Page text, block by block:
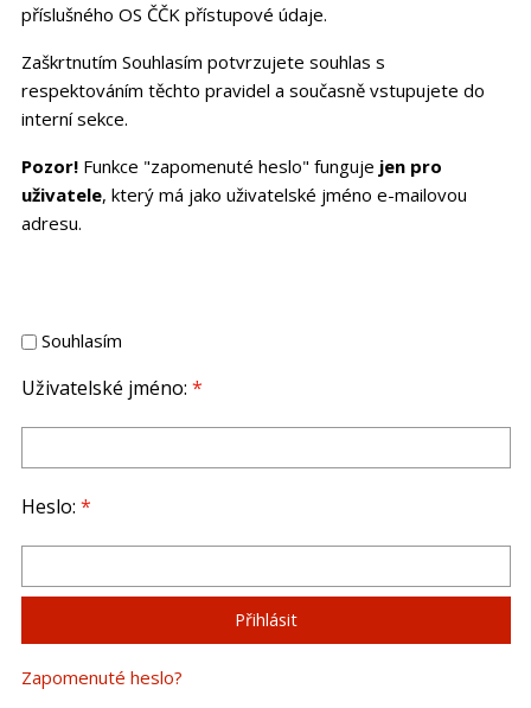
příslušného OS ČČK přístupové údaje.
Zaškrtnutím Souhlasím potvrzujete souhlas s
respektováním těchto pravidel a současně vstupujete do
interní sekce.
Pozor!Funkce "zapomenuté heslo" funguje jen pro
uživatele, který má jako uživatelské jméno e-mailovou
adresu.
Souhlasím
Uživatelské jméno: *
Heslo: *
Zapomenuté heslo?